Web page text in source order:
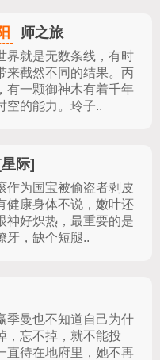
师之旅
界就是无数条线，有时
来截然不同的结果。丙
有一颗御神木有着千年
空的能力。玲子..
际]
作为国宝被偷盗者剥皮
健康身体不说，嫩叶还
神好炽热，最重要的是
牙，缺个短腿..
季曼也不知道自己为什
，忘不掉，就不能投
直待在地府里，她不再